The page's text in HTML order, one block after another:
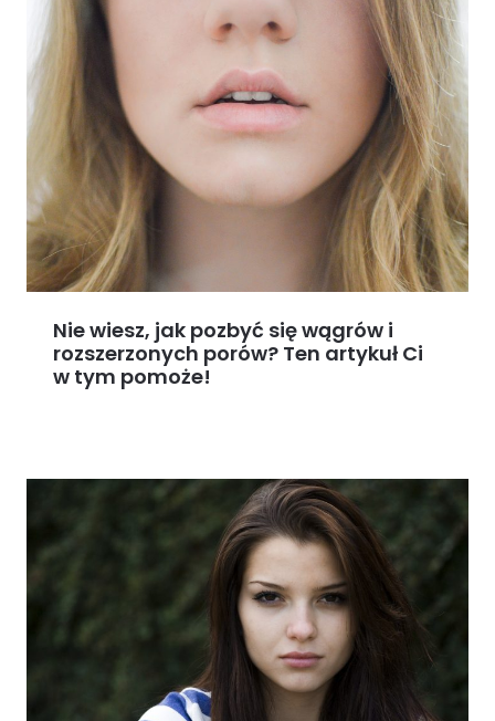
Nie wiesz, jak pozbyć się wągrów i
rozszerzonych porów? Ten artykuł Ci
w tym pomoże!